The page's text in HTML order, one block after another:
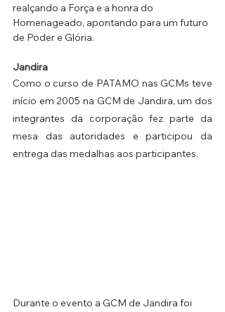
realçando a Força e a honra do
Homenageado, apontando para um futuro
de Poder e Glória.
Jandira
Como o curso de PATAMO nas GCMs teve
início em 2005 na GCM de Jandira, um dos
integrantes da corporação fez parte da
mesa das autoridades e participou da
entrega das medalhas aos participantes.
Durante o evento a GCM de Jandira foi